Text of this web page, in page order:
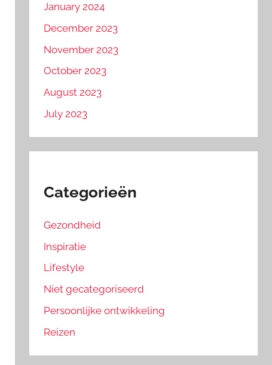
January 2024
December 2023
November 2023
October 2023
August 2023
July 2023
Categorieën
Gezondheid
Inspiratie
Lifestyle
Niet gecategoriseerd
Persoonlijke ontwikkeling
Reizen